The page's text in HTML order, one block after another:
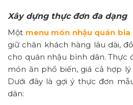
Xây dựng thực đơn đa dạng
Một menu món nhậu quán bia
giữ chân khách hàng lâu dài,
cho quán nhậu bình dân. Thực
món ăn phổ biến, giá cả hợp
Dưới đây là gợi ý thực đơn
dân: